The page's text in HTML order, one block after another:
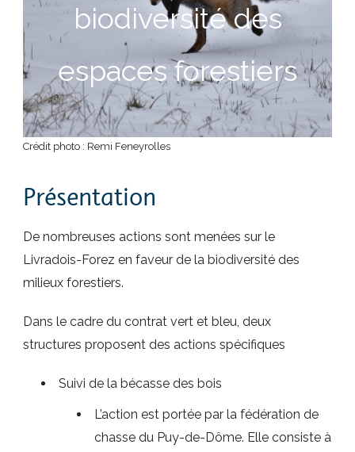
biodiversité des
espaces forestiers
Crédit photo : Remi Feneyrolles
Présentation
De nombreuses actions sont menées sur le
Livradois-Forez en faveur de la biodiversité des
milieux forestiers.
Dans le cadre du contrat vert et bleu, deux
structures proposent des actions spécifiques
Suivi de la bécasse des bois
L’action est portée par la fédération de
chasse du Puy-de-Dôme. Elle consiste à